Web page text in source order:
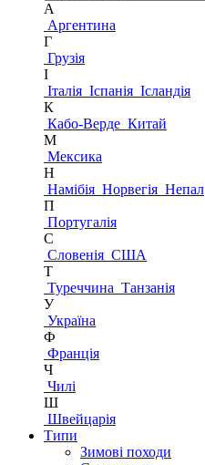
А
Аргентина
Г
Грузія
І
Італія Іспанія Ісландія
К
Кабо-Верде Китай
М
Мексика
Н
Намібія Норвегія Непал
П
Португалія
С
Словенія США
Т
Туреччина Танзанія
У
Україна
Ф
Франція
Ч
Чилі
Ш
Швейцарія
Типи
Зимові походи